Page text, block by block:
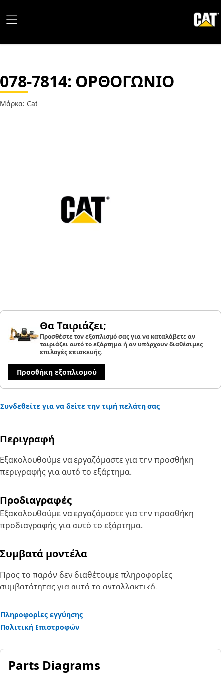
078-7814: ΟΡΘΟΓΩΝΙΟ
Μάρκα: Cat
Θα Ταιριάζει;
Προσθέστε τον εξοπλισμό σας για να καταλάβετε αν
ταιριάζει αυτό το εξάρτημα ή αν υπάρχουν διαθέσιμες
επιλογές επισκευής.
Προσθήκη εξοπλισμού
Συνδεθείτε για να δείτε την τιμή πελάτη σας
Περιγραφή
Εξακολουθούμε να εργαζόμαστε για την προσθήκη
περιγραφής για αυτό το εξάρτημα.
Προδιαγραφές
Εξακολουθούμε να εργαζόμαστε για την προσθήκη
προδιαγραφής για αυτό το εξάρτημα.
Συμβατά μοντέλα
Προς το παρόν δεν διαθέτουμε πληροφορίες
συμβατότητας για αυτό το ανταλλακτικό.
Πληροφορίες εγγύησης
Πολιτική Επιστροφών
Parts Diagrams